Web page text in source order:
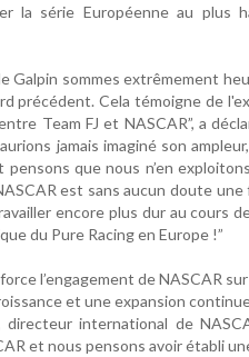
la série Européenne au plus
Galpin sommes extrêmement
précédent. Cela témoigne de
Team FJ et NASCAR”, a
jamais imaginé son
que nous n’en
est sans aucun doute
encore plus dur au cours
du Pure Racing en Europe !”
l’engagement de NASCAR
et une expansion
international de
et nous pensons avoir établi